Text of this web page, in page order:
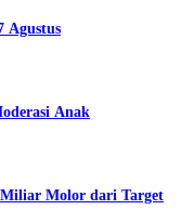
Agustus
Anak
Miliar Molor dari Target